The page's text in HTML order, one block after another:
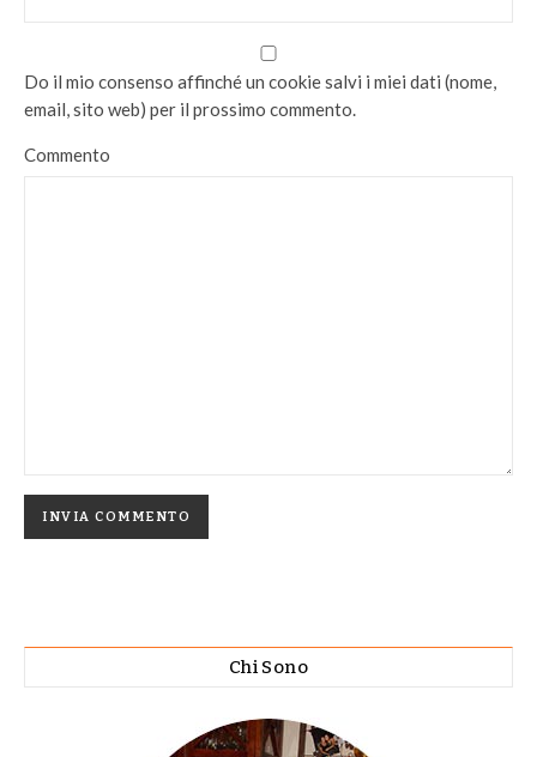
Do il mio consenso affinché un cookie salvi i miei dati (nome,
email, sito web) per il prossimo commento.
Commento
Chi Sono